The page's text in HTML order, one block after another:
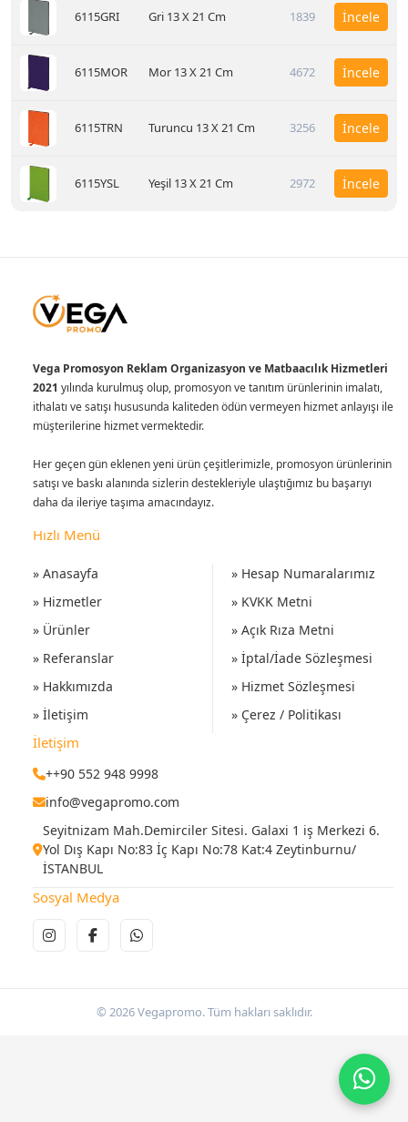
6115GRI Gri 13 X 21 Cm 1839 İncele
6115MOR Mor 13 X 21 Cm 4672 İncele
6115TRN Turuncu 13 X 21 Cm 3256 İncele
6115YSL Yeşil 13 X 21 Cm 2972 İncele
Vega Promosyon Reklam Organizasyon ve Matbaacılık Hizmetleri
2021 yılında kurulmuş olup, promosyon ve tanıtım ürünlerinin imalatı,
ithalatı ve satışı hususunda kaliteden ödün vermeyen hizmet anlayışı ile
müşterilerine hizmet vermektedir.
Her geçen gün eklenen yeni ürün çeşitlerimizle, promosyon ürünlerinin
satışı ve baskı alanında sizlerin destekleriyle ulaştığımız bu başarıyı
daha da ileriye taşıma amacındayız.
Hızlı Menü
» Anasayfa
» Hizmetler
» Ürünler
» Referanslar
» Hakkımızda
» İletişim
» Hesap Numaralarımız
» KVKK Metni
» Açık Rıza Metni
» İptal/İade Sözleşmesi
» Hizmet Sözleşmesi
» Çerez / Politikası
İletişim
++90 552 948 9998
info@vegapromo.com
Seyitnizam Mah.Demirciler Sitesi. Galaxi 1 iş Merkezi 6.
Yol Dış Kapı No:83 İç Kapı No:78 Kat:4 Zeytinburnu/
İSTANBUL
Sosyal Medya
© 2026 Vegapromo. Tüm hakları saklıdır.